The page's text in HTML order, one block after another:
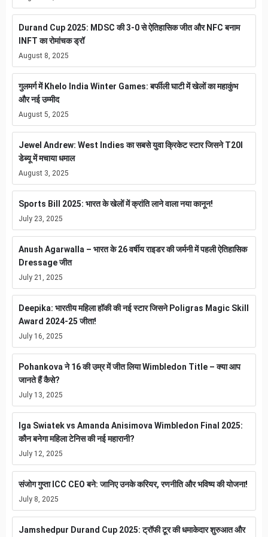
Durand Cup 2025: MDSC की 3-0 से ऐतिहासिक जीत और NFC बनाम
INFT का रोमांचक ड्रॉ
August 8, 2025
गुलमर्ग में Khelo India Winter Games: बर्फीली घाटी में खेलों का महाकुंभ
और नई उम्मीद
August 5, 2025
Jewel Andrew: West Indies का सबसे युवा क्रिकेट स्टार जिसने T20I
डेब्यू में मचाया धमाल
August 3, 2025
Sports Bill 2025: भारत के खेलों में क्रांति लाने वाला नया कानून!
July 23, 2025
Anush Agarwalla – भारत के 26 वर्षीय राइडर की जर्मनी में पहली ऐतिहासिक
Dressage जीत
July 21, 2025
Deepika: भारतीय महिला हॉकी की नई स्टार जिसने Poligras Magic Skill
Award 2024-25 जीता!
July 16, 2025
Pohankova ने 16 की उम्र में जीत लिया Wimbledon Title – क्या आप
जानते हैं कैसे?
July 13, 2025
Iga Swiatek vs Amanda Anisimova Wimbledon Final 2025:
कौन बनेगा महिला टेनिस की नई महारानी?
July 12, 2025
संजोग गुप्ता ICC CEO बने: जानिए उनके करियर, रणनीति और भविष्य की योजना!
July 8, 2025
Jamshedpur Durand Cup 2025: ट्रॉफी टूर की धमाकेदार शुरुआत और